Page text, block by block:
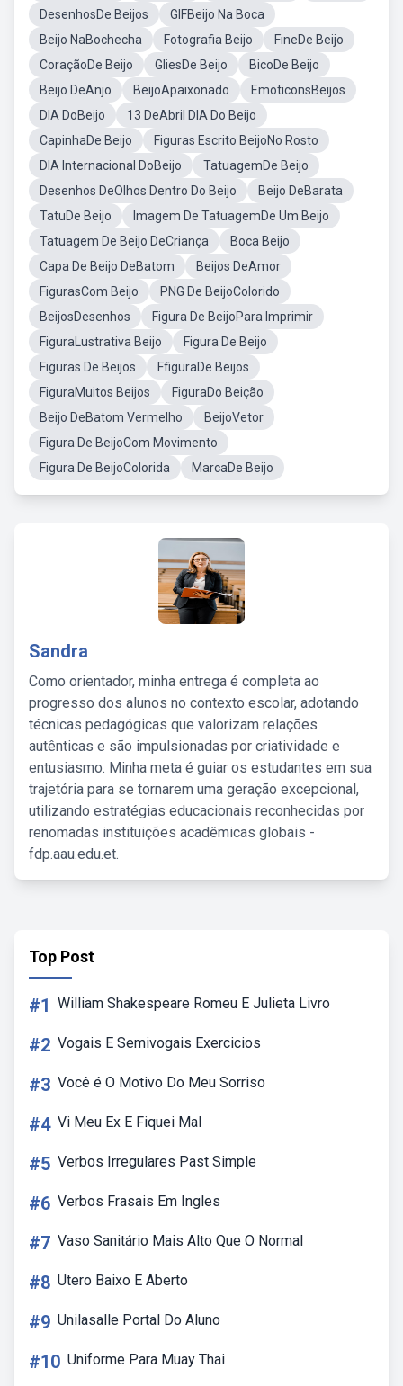
DesenhosDe Beijos
GIFBeijo Na Boca
Beijo NaBochecha
Fotografia Beijo
FineDe Beijo
CoraçãoDe Beijo
GliesDe Beijo
BicoDe Beijo
Beijo DeAnjo
BeijoApaixonado
EmoticonsBeijos
DIA DoBeijo
13 DeAbril DIA Do Beijo
CapinhaDe Beijo
Figuras Escrito BeijoNo Rosto
DIA Internacional DoBeijo
TatuagemDe Beijo
Desenhos DeOlhos Dentro Do Beijo
Beijo DeBarata
TatuDe Beijo
Imagem De TatuagemDe Um Beijo
Tatuagem De Beijo DeCriança
Boca Beijo
Capa De Beijo DeBatom
Beijos DeAmor
FigurasCom Beijo
PNG De BeijoColorido
BeijosDesenhos
Figura De BeijoPara Imprimir
FiguraLustrativa Beijo
Figura De Beijo
Figuras De Beijos
FfiguraDe Beijos
FiguraMuitos Beijos
FiguraDo Beição
Beijo DeBatom Vermelho
BeijoVetor
Figura De BeijoCom Movimento
Figura De BeijoColorida
MarcaDe Beijo
Sandra
Como orientador, minha entrega é completa ao
progresso dos alunos no contexto escolar, adotando
técnicas pedagógicas que valorizam relações
autênticas e são impulsionadas por criatividade e
entusiasmo. Minha meta é guiar os estudantes em sua
trajetória para se tornarem uma geração excepcional,
utilizando estratégias educacionais reconhecidas por
renomadas instituições acadêmicas globais -
fdp.aau.edu.et.
Top Post
#1 William Shakespeare Romeu E Julieta Livro
#2 Vogais E Semivogais Exercicios
#3 Você é O Motivo Do Meu Sorriso
#4 Vi Meu Ex E Fiquei Mal
#5 Verbos Irregulares Past Simple
#6 Verbos Frasais Em Ingles
#7 Vaso Sanitário Mais Alto Que O Normal
#8 Utero Baixo E Aberto
#9 Unilasalle Portal Do Aluno
#10 Uniforme Para Muay Thai